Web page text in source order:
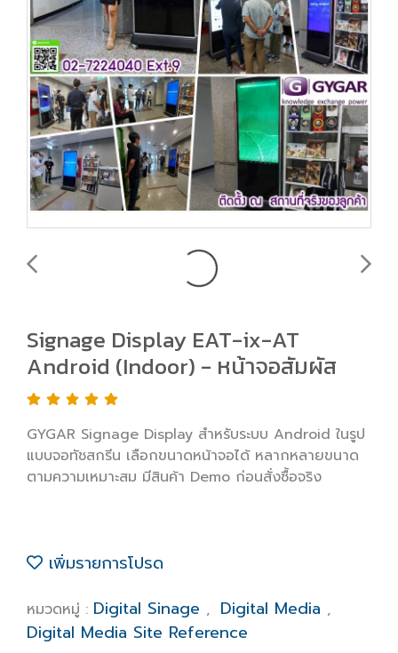
Signage Display EAT-ix-AT
Android (Indoor) - หน้าจอสัมผัส
GYGAR Signage Display สำหรับระบบ Android ในรูป
แบบจอทัชสกรีน เลือกขนาดหน้าจอได้ หลากหลายขนาด
ตามความเหมาะสม มีสินค้า Demo ก่อนสั่งซื้อจริง
เพิ่มรายการโปรด
หมวดหมู่ : Digital Sinage , Digital Media ,
Digital Media Site Reference